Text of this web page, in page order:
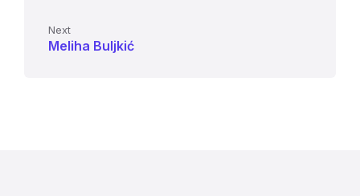
Next
Meliha Buljkić